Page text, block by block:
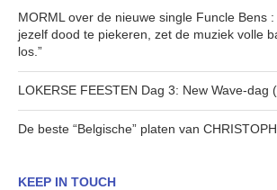
MORML over de nieuwe single Funcle Bens
jezelf dood te piekeren, zet de muziek volle
los.”
LOKERSE FEESTEN Dag 3: New Wave-dag
De beste “Belgische” platen van
KEEP IN TOUCH